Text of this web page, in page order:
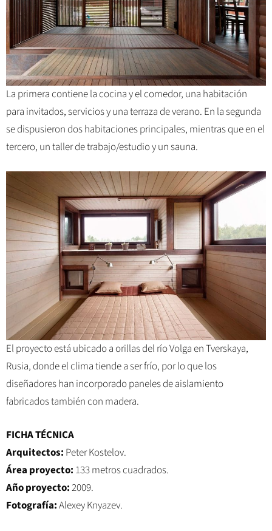
La primera contiene la cocina y el comedor, una habitación
para invitados, servicios y una terraza de verano. En la segunda
se dispusieron dos habitaciones principales, mientras que en el
tercero, un taller de trabajo/estudio y un sauna.
El proyecto está ubicado a orillas del río Volga en Tverskaya,
Rusia, donde el clima tiende a ser frío, por lo que los
diseñadores han incorporado paneles de aislamiento
fabricados también con madera.
FICHA TÉCNICA
Arquitectos: Peter Kostelov.
Área proyecto: 133 metros cuadrados.
Año proyecto:2009.
Fotografía:Alexey Knyazev.